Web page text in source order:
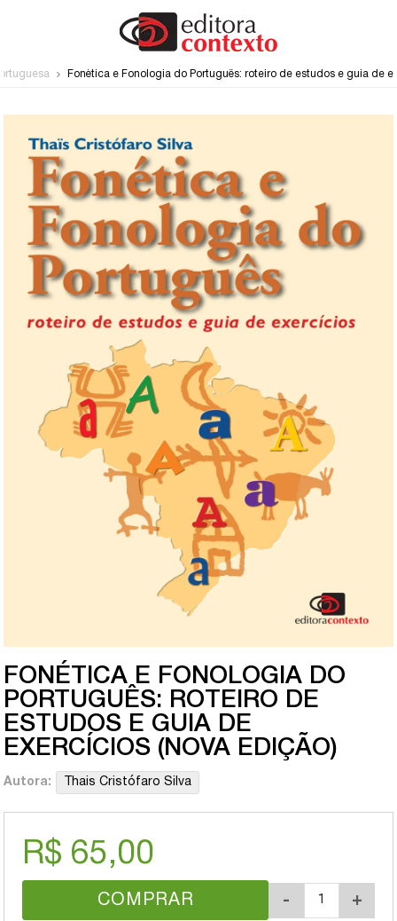
Fonética e Fonologia do Português: roteiro de estudos e guia de
FONÉTICA E FONOLOGIA DO
PORTUGUÊS: ROTEIRO DE
ESTUDOS E GUIA DE
EXERCÍCIOS (NOVA EDIÇÃO)
Autora: Thais Cristófaro Silva
R$ 65,00
COMPRAR - +